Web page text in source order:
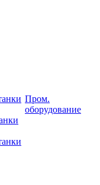
Пром.
оборудование